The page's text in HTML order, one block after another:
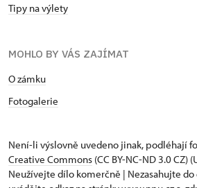
Tipy na výlety
MOHLO BY VÁS ZAJÍMAT
O zámku
Fotogalerie
Není-li výslovně uvedeno jinak, podléhají
Creative Commons (CC BY-NC-ND 3.0 CZ)
Neužívejte dílo komerčně | Nezasahujte